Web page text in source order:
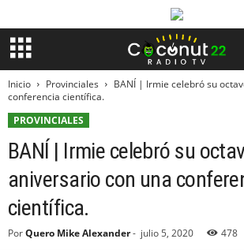
Inicio Provinciales
BANÍ | Irmie celebró su
conferencia científica.
PROVINCIALES
BANÍ | Irmie celebró su
aniversario con una
científica.
PorQuero Mike Alexander- julio 5, 2020 478